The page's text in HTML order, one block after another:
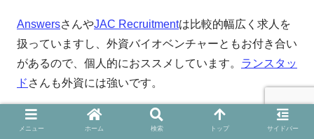
AnswersさんやJAC Recruitmentは比較的幅広く求人を
扱っていますし、外資バイオベンチャーともお付き合い
があるので、個人的におススメしています。 ランスタッ
ド さんも外資には強いです。
Regeneronの立ち上げや、ギリアド案件なども過去扱っ
メニュー ホーム 検索 トップ サイドバー